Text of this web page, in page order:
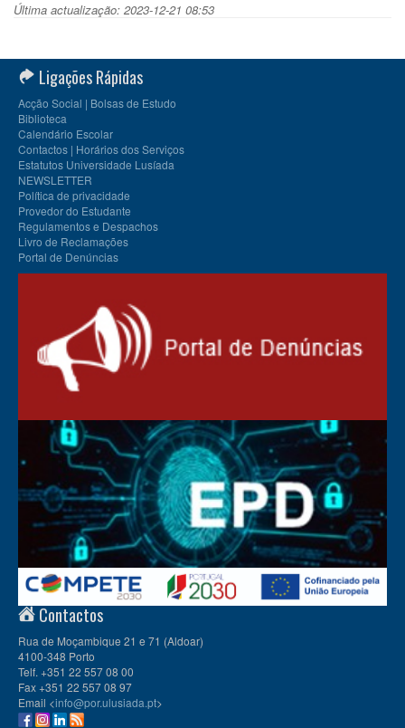
Última actualização: 2023-12-21 08:53
Ligações Rápidas
Acção Social | Bolsas de Estudo
Biblioteca
Calendário Escolar
Contactos | Horários dos Serviços
Estatutos Universidade Lusíada
NEWSLETTER
Política de privacidade
Provedor do Estudante
Regulamentos e Despachos
Livro de Reclamações
Portal de Denúncias
Contactos
Rua de Moçambique 21 e 71 (Aldoar)
4100-348 Porto
Telf. +351 22 557 08 00
Fax +351 22 557 08 97
Email <info@por.ulusiada.pt>